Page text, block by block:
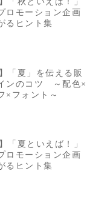
ロモーション企画
るヒント集
「夏」を伝える販
ンのコツ ～配色×
×フォント～
「夏といえば！」
ロモーション企画
るヒント集